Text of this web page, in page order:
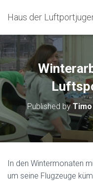
Haus der
Published by
In den Wintermonaten
um seine Flugzeuge